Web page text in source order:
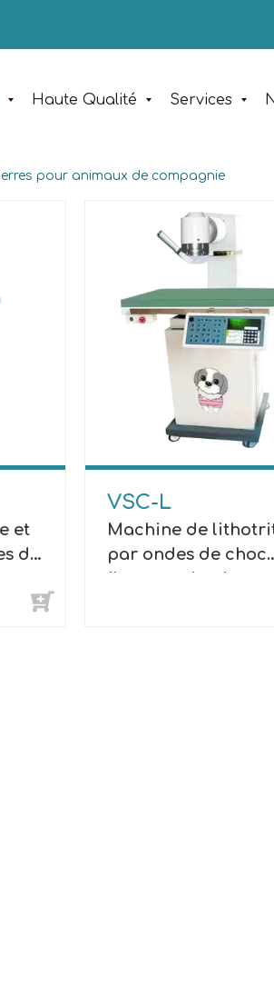
Haute Qualité Services
pour animaux de compagnie
et
de
VSC-L
Machine de
par ondes de choc
(broyeur de pierres